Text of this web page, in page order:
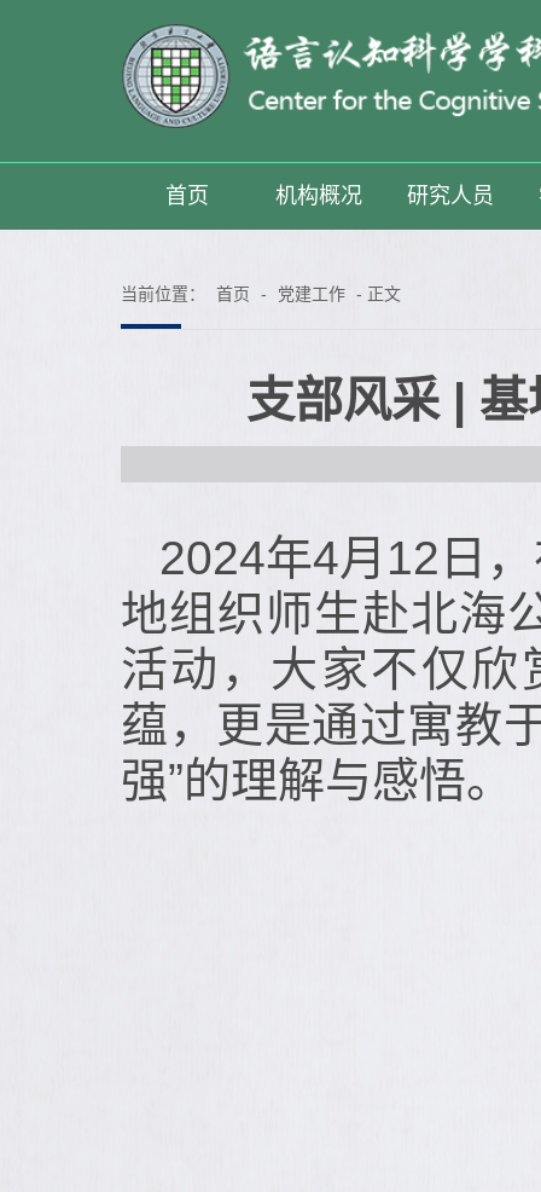
首页 机构概况 研究人员
当前位置： 首页 - 党建工作 - 正文
支部风采 |
2024年4月12日
地组织师生赴北海
活动，大家不仅
蕴，更是通过寓教
强”的理解与感悟。